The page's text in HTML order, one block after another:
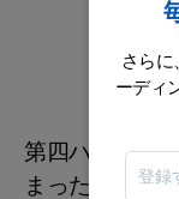
第四ハウスに
まった感覚を
さら
ーディ